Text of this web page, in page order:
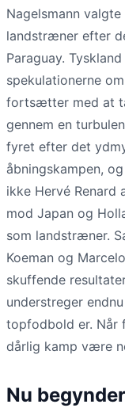
Nagelsmann
landstræner efter
Paraguay.
spekulationerne
fortsætter med at
gennem en
fyret efter det
åbningskampen,
ikke Hervé Renard
mod Japan og
som landstræner.
Koeman og
skuffende
understreger
topfodbold er. Når
dårlig kamp være
Nu